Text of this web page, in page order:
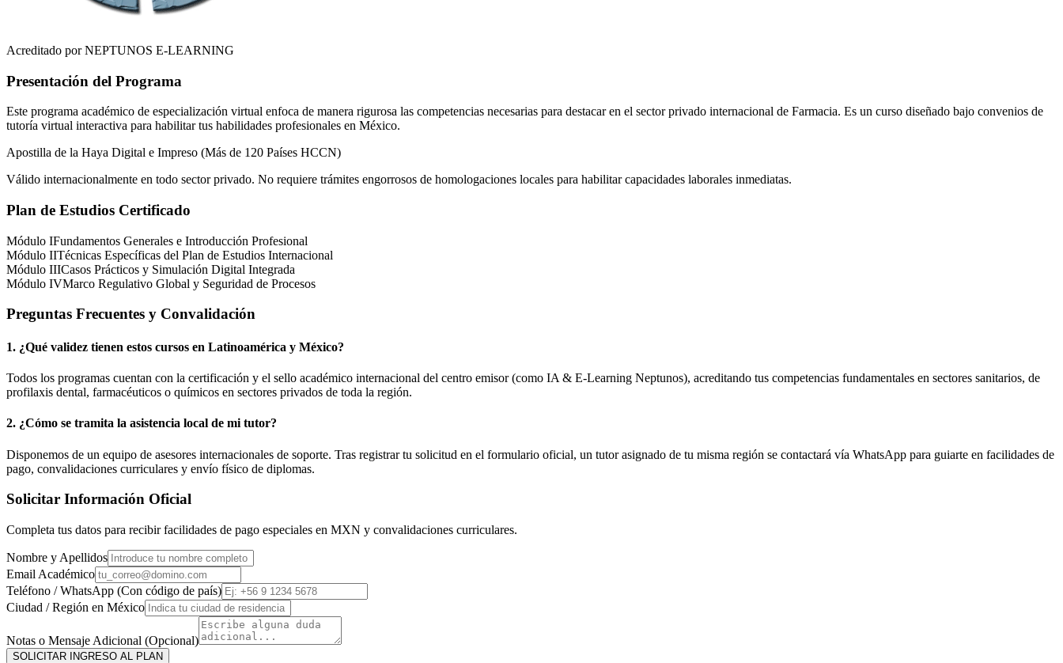
Acreditado por NEPTUNOS E-LEARNING
Presentación del Programa
Este programa académico de especialización virtual enfoca de manera rigurosa las competencias necesarias para destacar en el sector privado internacional de Farmacia. Es un curso diseñado bajo convenios de
tutoría virtual interactiva para habilitar tus habilidades profesionales en México.
Apostilla de la Haya Digital e Impreso (Más de 120 Países HCCN)
Válido internacionalmente en todo sector privado. No requiere trámites engorrosos de homologaciones locales para habilitar capacidades laborales inmediatas.
Plan de Estudios Certificado
Módulo IFundamentos Generales e Introducción Profesional
Módulo IITécnicas Específicas del Plan de Estudios Internacional
Módulo IIICasos Prácticos y Simulación Digital Integrada
Módulo IVMarco Regulativo Global y Seguridad de Procesos
Preguntas Frecuentes y Convalidación
1. ¿Qué validez tienen estos cursos en Latinoamérica y México?
Todos los programas cuentan con la certificación y el sello académico internacional del centro emisor (como IA & E-Learning Neptunos), acreditando tus competencias fundamentales en sectores sanitarios, de
profilaxis dental, farmacéuticos o químicos en sectores privados de toda la región.
2. ¿Cómo se tramita la asistencia local de mi tutor?
Disponemos de un equipo de asesores internacionales de soporte. Tras registrar tu solicitud en el formulario oficial, un tutor asignado de tu misma región se contactará vía WhatsApp para guiarte en facilidades de
pago, convalidaciones curriculares y envío físico de diplomas.
Solicitar Información Oficial
Completa tus datos para recibir facilidades de pago especiales en MXN y convalidaciones curriculares.
Nombre y Apellidos
Email Académico
Teléfono / WhatsApp (Con código de país)
Ciudad / Región en México
Notas o Mensaje Adicional (Opcional)
SOLICITAR INGRESO AL PLAN